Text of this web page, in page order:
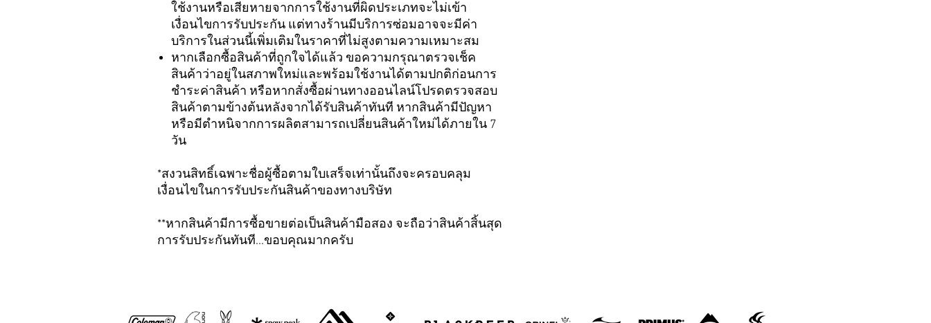
ใช้งานหรือเสียหายจากการใช้งานที่ผิดประเภทจะไม่เข้า
เงื่อนไขการรับประกัน แต่ทางร้านมีบริการซ่อมอาจจะมีค่า
บริการในส่วนนี้เพิ่มเติมในราคาที่ไม่สูงตามความเหมาะสม
หากเลือกซื้อสินค้าที่ถูกใจได้แล้ว ขอความกรุณาตรวจเช็ค
สินค้าว่าอยู่ในสภาพใหม่และพร้อมใช้งานได้ตามปกติก่อนการ
ชำระค่าสินค้า หรือหากสั่งซื้อผ่านทางออนไลน์โปรดตรวจสอบ
สินค้าตามข้างต้นหลังจากได้รับสินค้าทันที หากสินค้ามีปัญหา
หรือมีตำหนิจากการผลิตสามารถเปลี่ยนสินค้าใหม่ได้ภายใน 7
วัน
*สงวนสิทธิ์เฉพาะชื่อผู้ซื้อตามใบเสร็จเท่านั้นถึงจะครอบคลุม
เงื่อนไขในการรับประกันสินค้าของทางบริษัท
**หากสินค้ามีการซื้อขายต่อเป็นสินค้ามือสอง จะถือว่าสินค้าสิ้นสุด
การรับประกันทันที...ขอบคุณมากครับ